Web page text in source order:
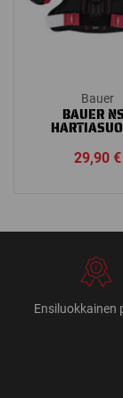
Bauer
BAUER
29,90 €
Ensiluokkainen